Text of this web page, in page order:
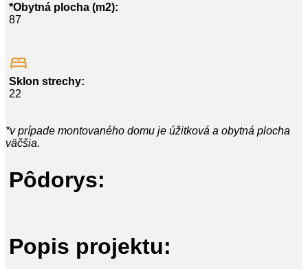
*Obytná plocha (m2):
87
Sklon strechy:
22
*v prípade montovaného domu je úžitková a obytná plocha
väčšia.
Pôdorys:
Popis projektu: